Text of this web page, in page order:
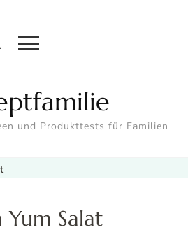
und Produkttests für Familien
Yum Salat